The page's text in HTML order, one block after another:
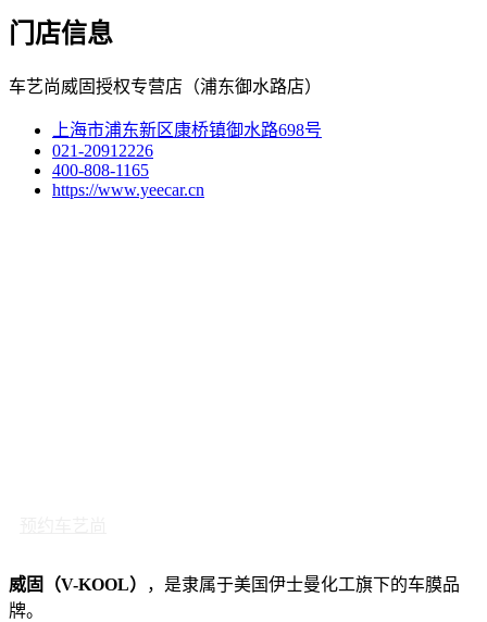
门店信息
车艺尚威固授权专营店（浦东御水路店）
上海市浦东新区康桥镇御水路698号
021-20912226
400-808-1165
https://www.yeecar.cn
威固（V-KOOL）
，是隶属于美国伊士曼化工旗下的车膜品
牌。